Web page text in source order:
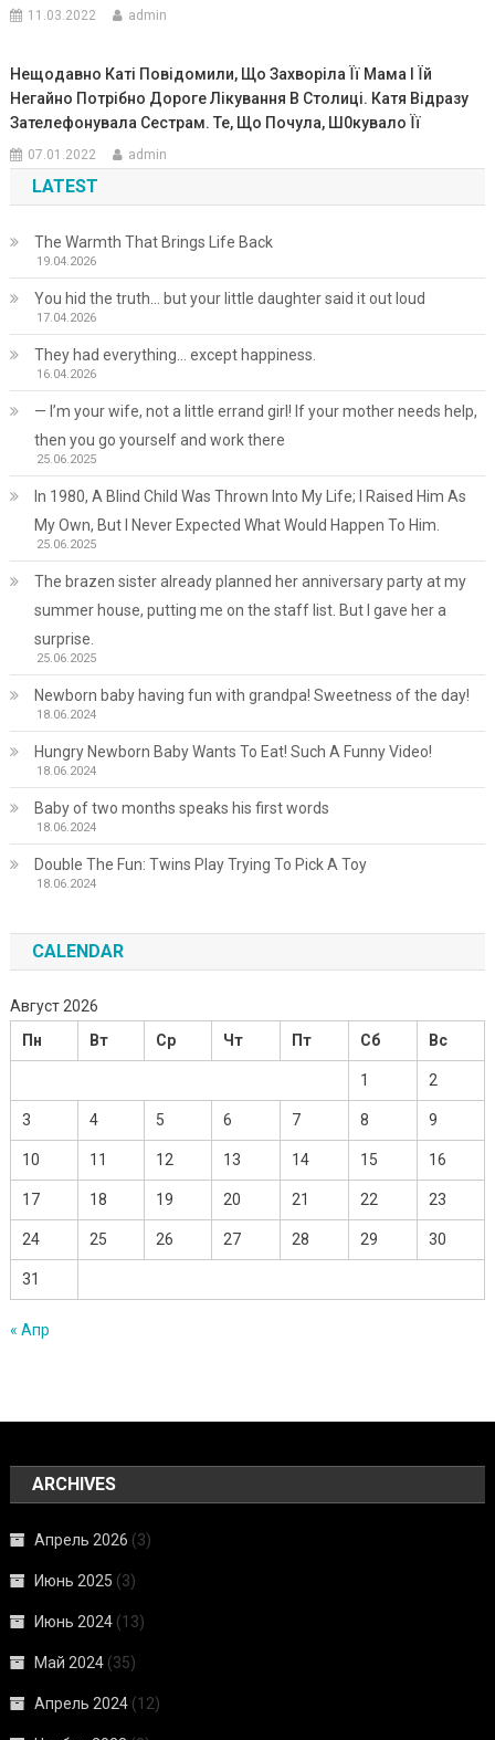
11.03.2022 admin
Нещодавно Каті Повідомили, Що Захворіла Її Мама І Їй
Негайно Потрібно Дороге Лікування В Столиці. Катя Відразу
Зателефонувала Сестрам. Те, Що Почула, Ш0кувало Її
07.01.2022 admin
LATEST
The Warmth That Brings Life Back
19.04.2026
You hid the truth… but your little daughter said it out loud
17.04.2026
They had everything… except happiness.
16.04.2026
— I’m your wife, not a little errand girl! If your mother needs help,
then you go yourself and work there
25.06.2025
In 1980, A Blind Child Was Thrown Into My Life; I Raised Him As
My Own, But I Never Expected What Would Happen To Him.
25.06.2025
The brazen sister already planned her anniversary party at my
summer house, putting me on the staff list. But I gave her a
surprise.
25.06.2025
Newborn baby having fun with grandpa! Sweetness of the day!
18.06.2024
Hungry Newborn Baby Wants To Eat! Such A Funny Video!
18.06.2024
Baby of two months speaks his first words
18.06.2024
Double The Fun: Twins Play Trying To Pick A Toy
18.06.2024
CALENDAR
Август 2026
Пн
Вт Ср Чт Пт Сб Вс
1 2
3 4 5 6 7 8 9
10 11 12 13 14 15 16
17 18 19 20 21 22 23
24 25 26 27 28 29 30
31
« Апр
ARCHIVES
Апрель 2026 (3)
Июнь 2025 (3)
Июнь 2024 (13)
Май 2024 (35)
Апрель 2024 (12)